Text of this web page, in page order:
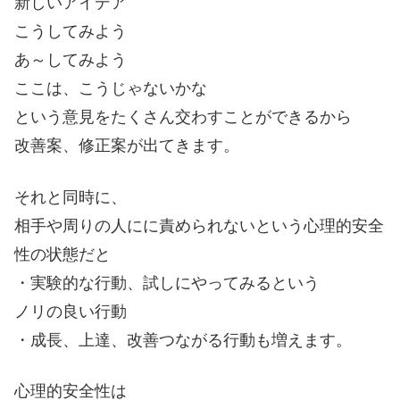
こうしてみよう
あ～してみよう
ここは、こうじゃないかな
という意見をたくさん交わすことができるから
改善案、修正案が出てきます。
それと同時に、
相手や周りの人にに責められないという心理的安全
性の状態だと
・実験的な行動、試しにやってみるという
ノリの良い行動
・成長、上達、改善つながる行動も増えます。
心理的安全性は